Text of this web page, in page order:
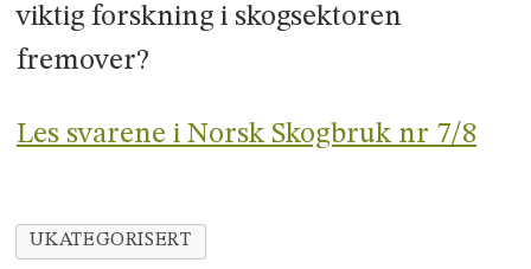
viktig forskning i skogsektoren
fremover?
Les svarene i Norsk Skogbruk nr 7/8
UKATEGORISERT